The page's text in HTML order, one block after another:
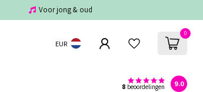
Voor jong & oud
EUR
0
8 beoordelingen 9.0